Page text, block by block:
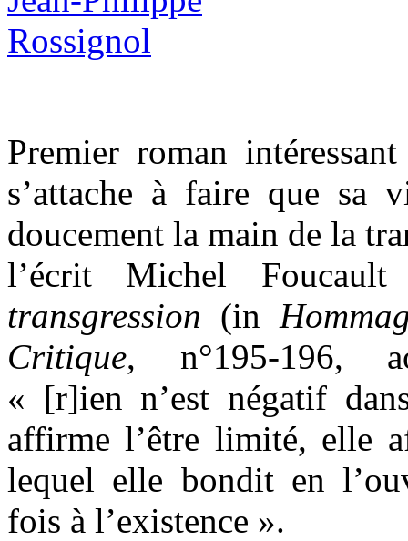
Premier roman
s’attache à faire que sa
doucement la main de la
l’écrit Michel
transgression (in
Critique, n°195-196,
« [r]ien n’est négatif
affirme l’être limité, elle
lequel elle bondit en
fois à l’existence ».